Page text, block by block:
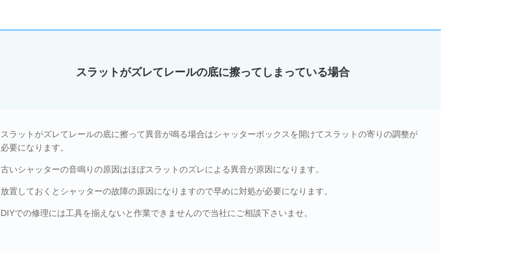
スラットがズレてレールの底に擦ってしまっている場合
スラットがズレてレールの底に擦って異音が鳴る場合はシャッターボックスを開けてスラットの寄りの調整が
必要になります。
古いシャッターの音鳴りの原因はほぼスラットのズレによる異音が原因になります。
放置しておくとシャッターの故障の原因になりますので早めに対処が必要になります。
DIYでの修理には工具を揃えないと作業できませんので当社にご相談下さいませ。